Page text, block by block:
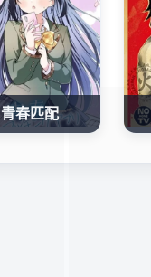
青春匹配